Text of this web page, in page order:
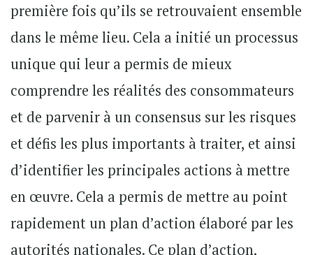
première fois qu’ils se retrouvaient ensemble
dans le même lieu. Cela a initié un processus
unique qui leur a permis de mieux
comprendre les réalités des consommateurs
et de parvenir à un consensus sur les risques
et défis les plus importants à traiter, et ainsi
d’identifier les principales actions à mettre
en œuvre. Cela a permis de mettre au point
rapidement un plan d’action élaboré par les
autorités nationales. Ce plan d’action,